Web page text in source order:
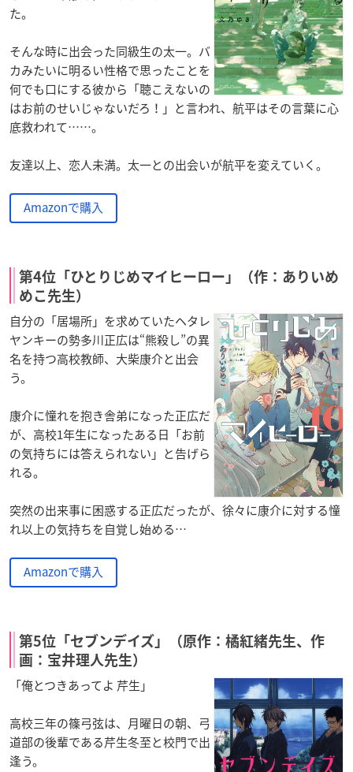
た。
そんな時に出会った同級生の太一。バ
カみたいに明るい性格で思ったことを
何でも口にする彼から「聴こえないの
はお前のせいじゃないだろ！」と言われ、航平はその言葉に心
底救われて……。
友達以上、恋人未満。太一との出会いが航平を変えていく。
Amazonで購入
第4位「ひとりじめマイヒーロー」（作：ありいめ
めこ先生）
自分の「居場所」を求めていたヘタレ
ヤンキーの勢多川正広は“熊殺し”の異
名を持つ高校教師、大柴康介と出会
う。
康介に憧れを抱き舎弟になった正広だ
が、高校1年生になったある日「お前
の気持ちには答えられない」と告げら
れる。
突然の出来事に困惑する正広だったが、徐々に康介に対する憧
れ以上の気持ちを自覚し始める…
Amazonで購入
第5位「セブンデイズ」（原作：橘紅緒先生、作
画：宝井理人先生）
「俺とつきあってよ 芹生」
高校三年の篠弓弦は、月曜日の朝、弓
道部の後輩である芹生冬至と校門で出
逢う。